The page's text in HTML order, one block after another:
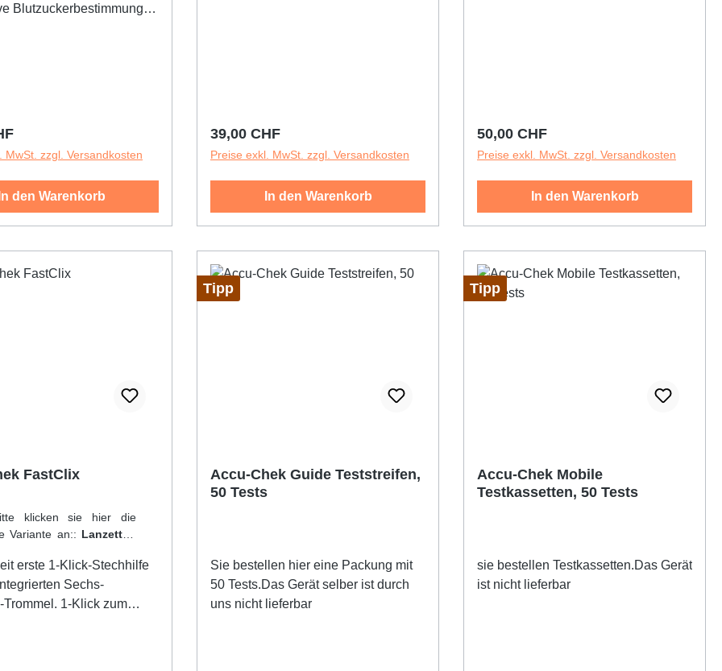
Blutzuckerbestimmung
Aviva
und
Hilfsmittel
von
Preis:
MwSt. zzgl. Versandkosten
In den Warenkorb
Regulärer Preis:
39,00 CHF
Preise exkl. MwSt. zzgl. Versandkosten
In den Warenkorb
Regulärer Preis:
50,00 CHF
Preise exkl. MwSt. zzgl. Versandkosten
In den Warenkorb
FastClix
klicken sie hier die
Variante an:: Lanzetten
erste 1-Klick-Stechhilfe
Sechs-
Trommel. 1-Klick zum
Tipp
Accu-Chek Guide Teststreifen,
50 Tests
Sie bestellen hier eine Packung mit
50 Tests.Das Gerät selber ist durch
uns nicht lieferbar
Tipp
Accu-Chek Mobile
Testkassetten, 50 Tests
sie bestellen Testkassetten.Das Gerät
ist nicht lieferbar